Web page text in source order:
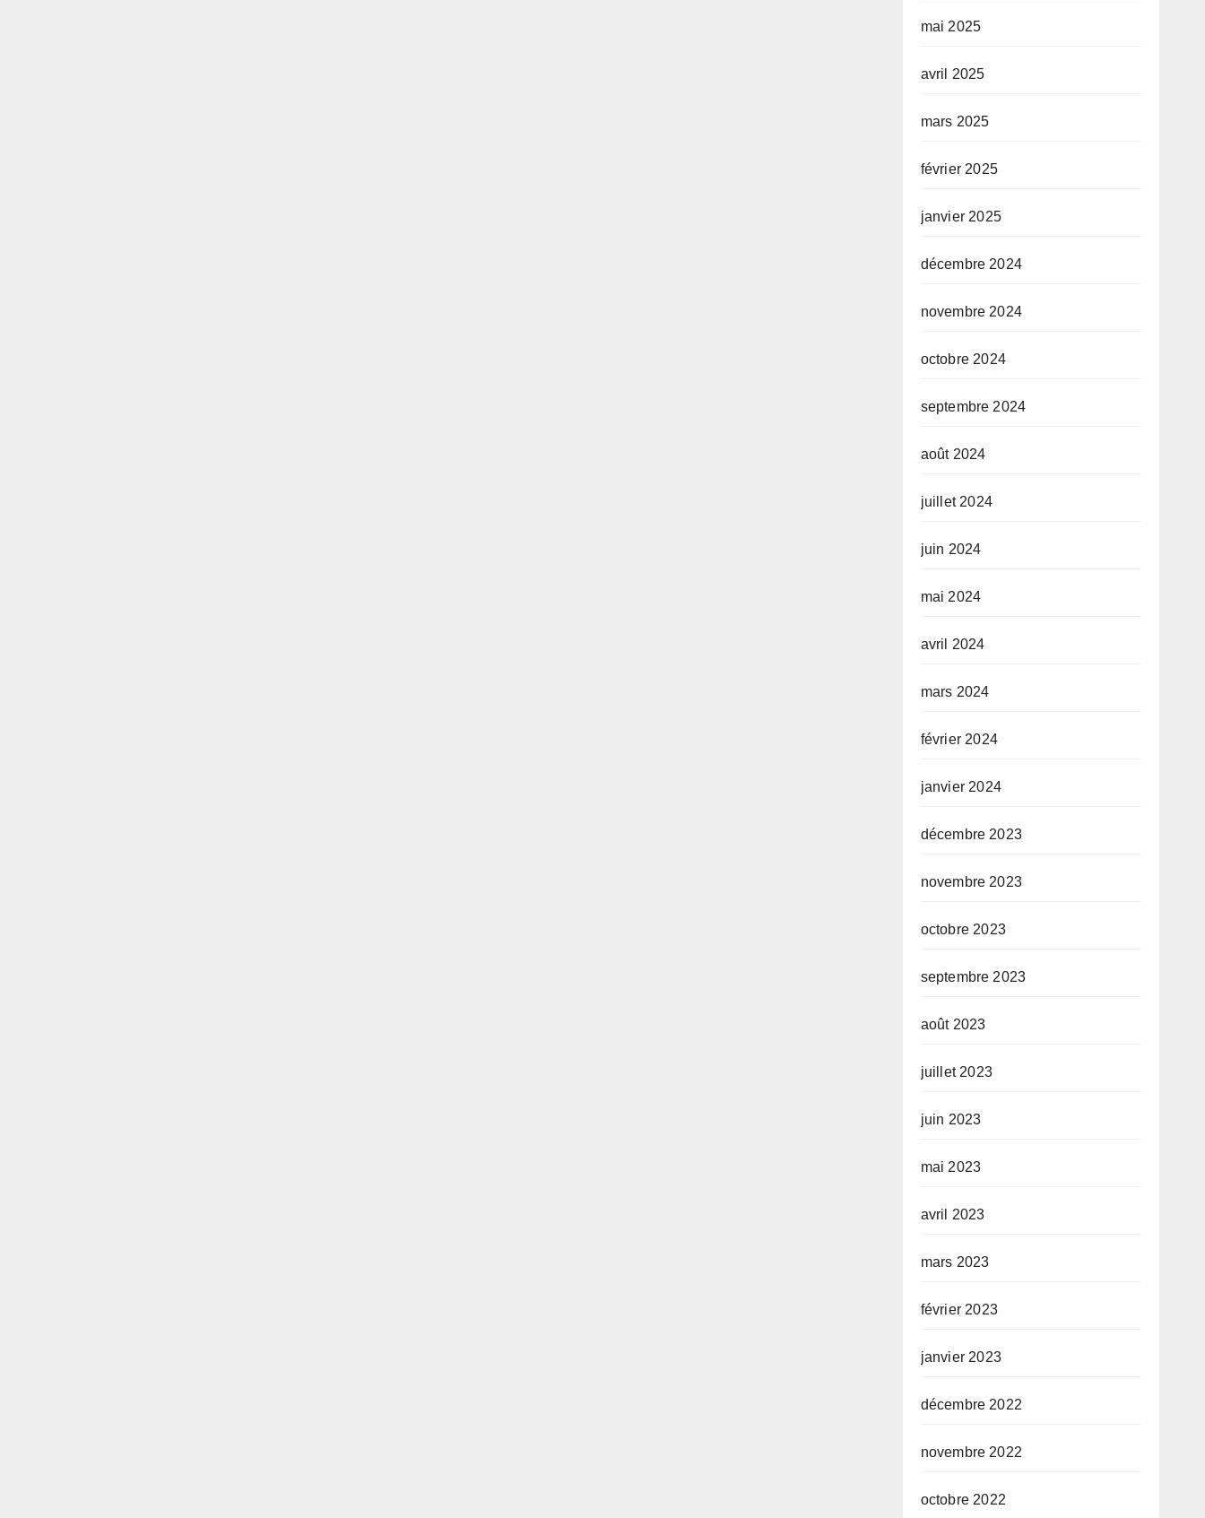
mai 2025
avril 2025
mars 2025
février 2025
janvier 2025
décembre 2024
novembre 2024
octobre 2024
septembre 2024
août 2024
juillet 2024
juin 2024
mai 2024
avril 2024
mars 2024
février 2024
janvier 2024
décembre 2023
novembre 2023
octobre 2023
septembre 2023
août 2023
juillet 2023
juin 2023
mai 2023
avril 2023
mars 2023
février 2023
janvier 2023
décembre 2022
novembre 2022
octobre 2022